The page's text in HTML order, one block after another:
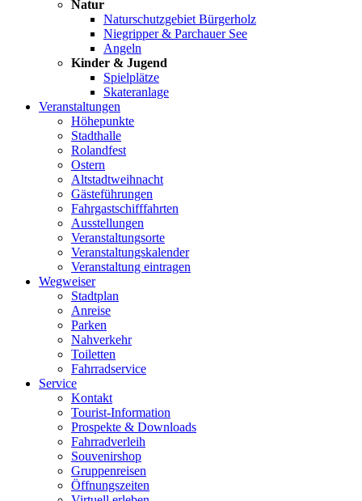
Natur
Naturschutzgebiet Bürgerholz
Niegripper & Parchauer See
Angeln
Kinder & Jugend
Spielplätze
Skateranlage
Veranstaltungen
Höhepunkte
Stadthalle
Rolandfest
Ostern
Altstadtweihnacht
Gästeführungen
Fahrgastschifffahrten
Ausstellungen
Veranstaltungsorte
Veranstaltungskalender
Veranstaltung eintragen
Wegweiser
Stadtplan
Anreise
Parken
Nahverkehr
Toiletten
Fahrradservice
Service
Kontakt
Tourist-Information
Prospekte & Downloads
Fahrradverleih
Souvenirshop
Gruppenreisen
Öffnungszeiten